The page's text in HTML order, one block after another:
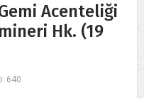
Acenteliği
Hk. (19
640